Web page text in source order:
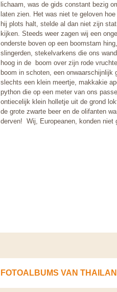
lichaam, was de gids constant bezig
laten zien. Het was niet te geloven
hij plots halt, stelde al dan niet zijn
kijken. Steeds weer zagen wij een
onderste boven op een boomstam
slingerden, stekelvarkens die ons
hoog in de boom over zijn rode
boom in schoten, een onwaarschijnlijk
slechts een klein meertje, makkakie
python die op een meter van ons
ontiecelijk klein holletje uit de grond
de grote zwarte beer en de olifanten
derven! Wij, Europeanen, konden niet
FOTOALBUMS VAN